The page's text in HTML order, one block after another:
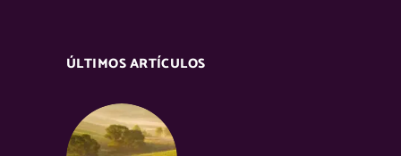
ÚLTIMOS ARTÍCULOS